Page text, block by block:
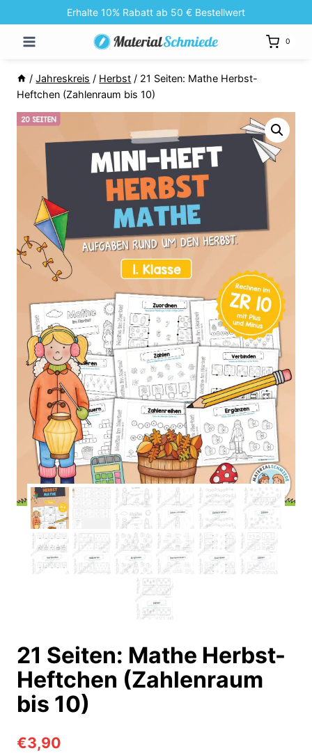
Inhalt
springen
Erhalte 10% Rabatt ab 50 € Bestellwert
0
/ Jahreskreis / Herbst / 21 Seiten: Mathe Herbst-
Heftchen (Zahlenraum bis 10)
21 Seiten: Mathe Herbst-
Heftchen (Zahlenraum
bis 10)
€3,90